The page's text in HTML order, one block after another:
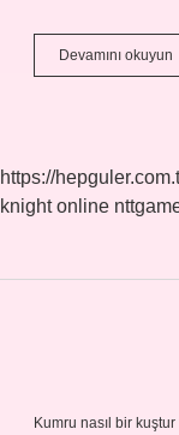
Devamını okuyun
https://
knight online
Kumru nasıl bir kuştur